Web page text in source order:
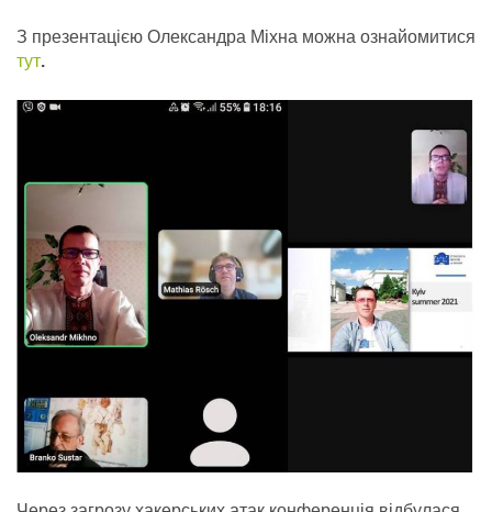
З презентацією Олександра Міхна можна ознайомитися
тут.